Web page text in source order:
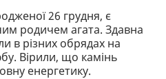
26 грудня, є
родичем агата. Здавна
в різних обрядах на
Вірили, що камінь
енергетику.